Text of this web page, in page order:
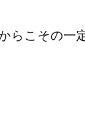
らこその一